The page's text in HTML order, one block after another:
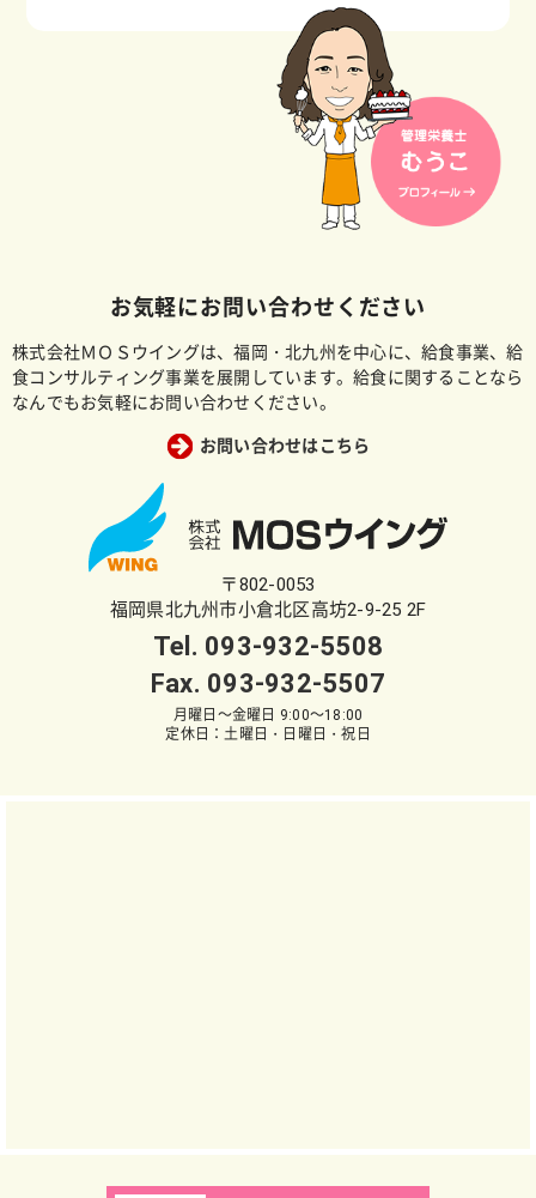
お気軽にお問い合わせください
株式会社ＭＯＳウイングは、福岡・北九州を中心に、給食事業、給
食コンサルティング事業を展開しています。給食に関することなら
なんでもお気軽にお問い合わせください。
お問い合わせはこちら
〒802-0053
福岡県北九州市小倉北区高坊2-9-25 2F
Tel. 093-932-5508
Fax. 093-932-5507
月曜日～金曜日 9:00～18:00
定休日：土曜日・日曜日・祝日